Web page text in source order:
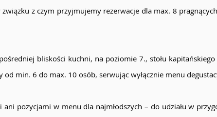
z czym przyjmujemy rezerwacje dla max. 8
bliskości kuchni, na poziomie 7., stołu kapitańskiego
min. 6 do max. 10 osób, serwując wyłącznie menu
pozycjami w menu dla najmłodszych – do udziału w